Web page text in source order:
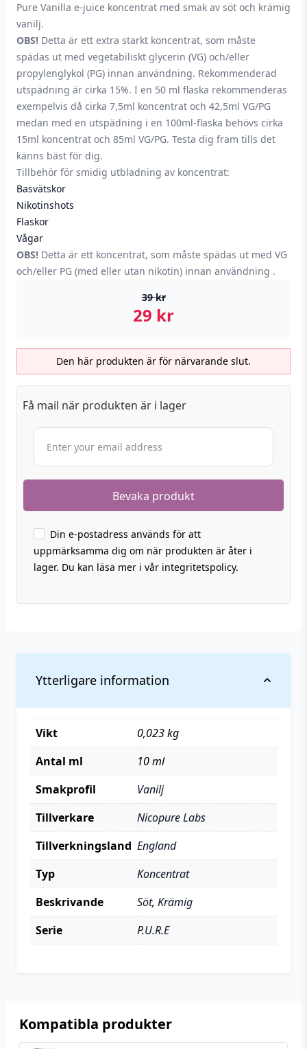
Pure Vanilla e-juice koncentrat med smak av söt och krämig
vanilj.
OBS! Detta är ett extra starkt koncentrat, som måste
spädas ut med vegetabiliskt glycerin (VG) och/eller
propylenglykol (PG) innan användning. Rekommenderad
utspädning är cirka 15%. I en 50 ml flaska rekommenderas
exempelvis då cirka 7,5ml koncentrat och 42,5ml VG/PG
medan med en utspädning i en 100ml-flaska behövs cirka
15ml koncentrat och 85ml VG/PG. Testa dig fram tills det
känns bäst för dig.
Tillbehör för smidig utbladning av koncentrat:
Basvätskor
Nikotinshots
Flaskor
Vågar
OBS! Detta är ett koncentrat, som måste spädas ut med VG
och/eller PG (med eller utan nikotin) innan användning .
39kr
29 kr
Den här produkten är för närvarande slut.
Få mail när produkten är i lager
Din e-postadress används för att
uppmärksamma dig om när produkten är åter i
lager. Du kan läsa mer i vår integritetspolicy.
Ytterligare information
Vikt
0,023 kg
Antal ml
10 ml
Smakprofil
Vanilj
Tillverkare
Nicopure Labs
Tillverkningsland England
Typ
Koncentrat
Beskrivande
Söt, Krämig
Serie
P.U.R.E
Kompatibla produkter